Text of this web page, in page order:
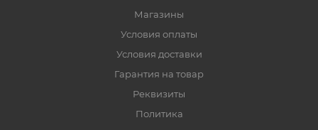
Магазины
Условия оплаты
Условия доставки
Гарантия на товар
Реквизиты
Политика